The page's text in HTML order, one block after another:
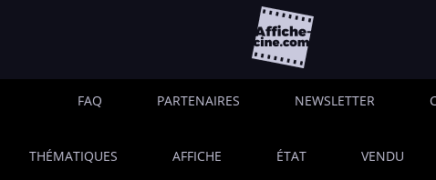
FAQ PARTENAIRES NEWSLETTER
THÉMATIQUES AFFICHE ÉTAT VENDU